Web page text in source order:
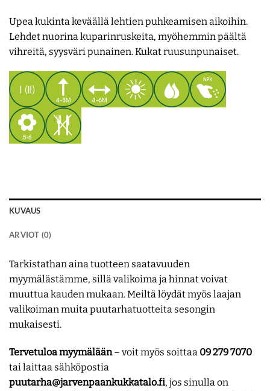
Upea kukinta keväällä lehtien puhkeamisen aikoihin.
Lehdet nuorina kuparinruskeita, myöhemmin päältä
vihreitä, syysväri punainen. Kukat ruusunpunaiset.
KUVAUS
ARVIOT (0)
Tarkistathan aina tuotteen saatavuuden
myymälästämme, sillä valikoima ja hinnat voivat
muuttua kauden mukaan. Meiltä löydät myös laajan
valikoiman muita puutarhatuotteita sesongin
mukaisesti.
Tervetuloa myymälään– voit myös soittaa 09 279 7070
tai laittaa sähköpostia
puutarha@jarvenpaankukkatalo.fi, jos sinulla on